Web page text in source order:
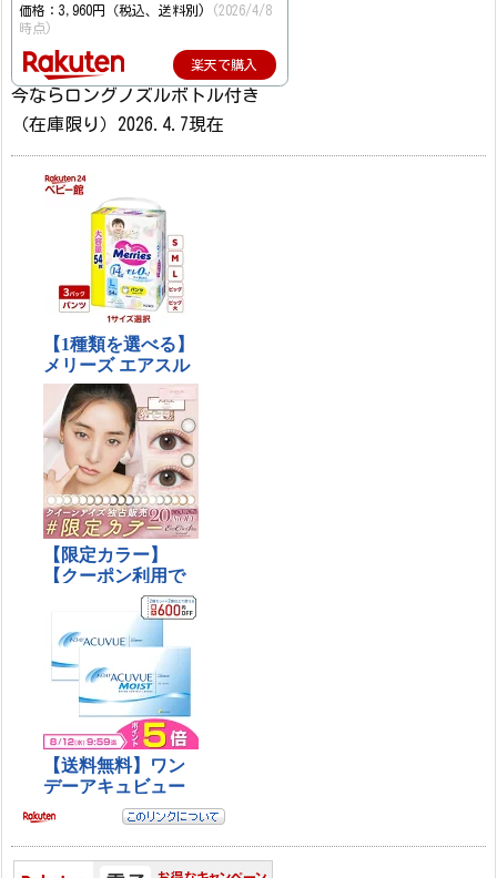
価格：3,960円（税込、送料別)
(2026/4/8
時点)
楽天で購入
今ならロングノズルボトル付き
（在庫限り）2026.4.7現在